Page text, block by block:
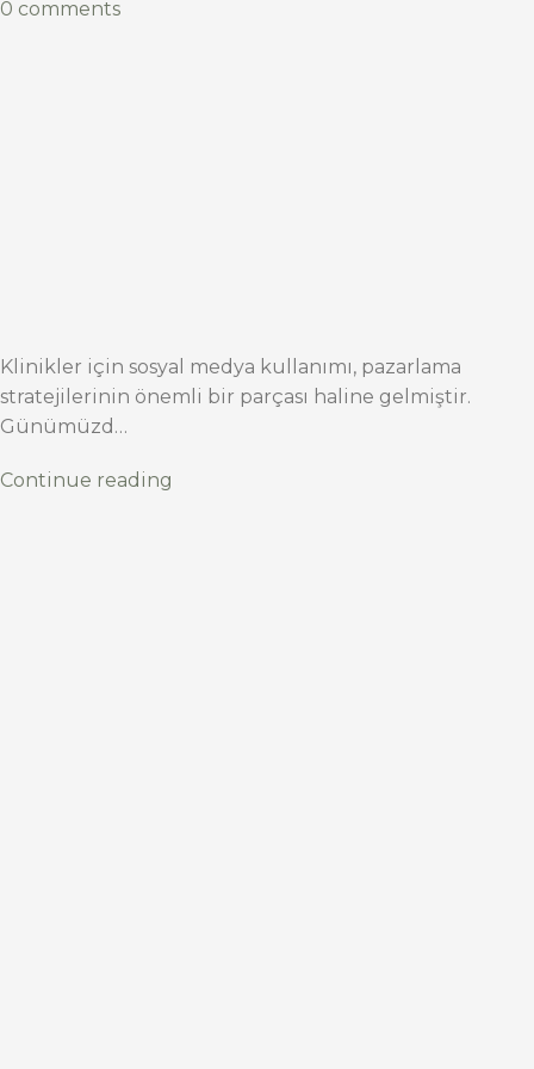
0 comments
Klinikler için sosyal medya kullanımı, pazarlama
stratejilerinin önemli bir parçası haline gelmiştir.
Günümüzd…
Continue reading